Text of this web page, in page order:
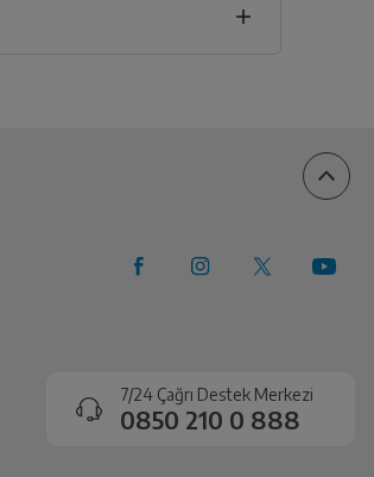
7/24 Çağrı Destek Merkezi
0850 210 0 888